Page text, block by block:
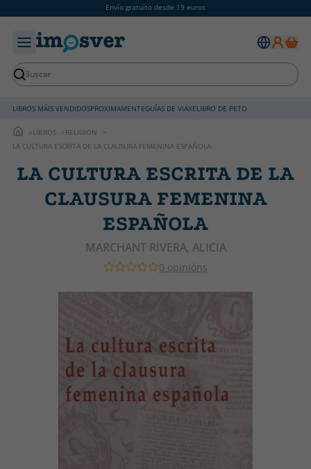
Envío gratuíto desde 19 euros
LIBROS MÁIS VENDIDOSPROXIMAMENTEGUÍAS DE VIAXELIBRO DE PETO
LIBROS
RELIGION
LA CULTURA ESCRITA DE LA CLAUSURA FEMENINA ESPAÑOLA
LA CULTURA ESCRITA DE LA
CLAUSURA FEMENINA
ESPAÑOLA
MARCHANT RIVERA, ALICIA
0 opinións